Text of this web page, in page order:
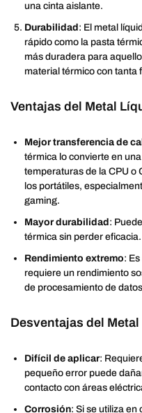
una cinta aislante.
Durabilidad : El metal
rápido como la pasta
más duradera para
material térmico con tanta
Ventajas del Metal
Mejor transferencia de
térmica lo convierte en
temperaturas de la CPU o
los portátiles,
gaming.
Mayor durabilidad :
térmica sin perder eficacia.
Rendimiento extremo:
requiere un rendimiento
de procesamiento de
Desventajas del
Difícil de aplicar:
pequeño error puede
contacto con áreas
Corrosión: Si se utiliza en